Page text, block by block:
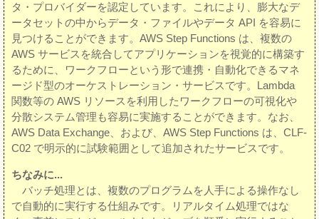
タ・プロバイダーを認定しています。これにより、膨大なデ
ータセットの中からデータ・ファイルやデータ API を容易に
見つけることができます。AWS Step Functions は、複数の
AWS サービスを統合してアプリケーションを視覚的に構築す
るために、ワークフローという形で連携・自動化できるマネ
ージド型のオーケストレーション・サービスです。Lambda
関数等の AWS リソースを利用したワークフローの可視化や
分散システム管理も容易に実施することができます。なお、
AWS Data Exchange、および、AWS Step Functions は、CLF-
C02 で明示的に試験範囲として追加されたサービスです。
ちなみに...
バッチ処理とは、複数のプログラムを人手による操作なし
で自動的に実行する仕組みです。リアルタイム処理ではな